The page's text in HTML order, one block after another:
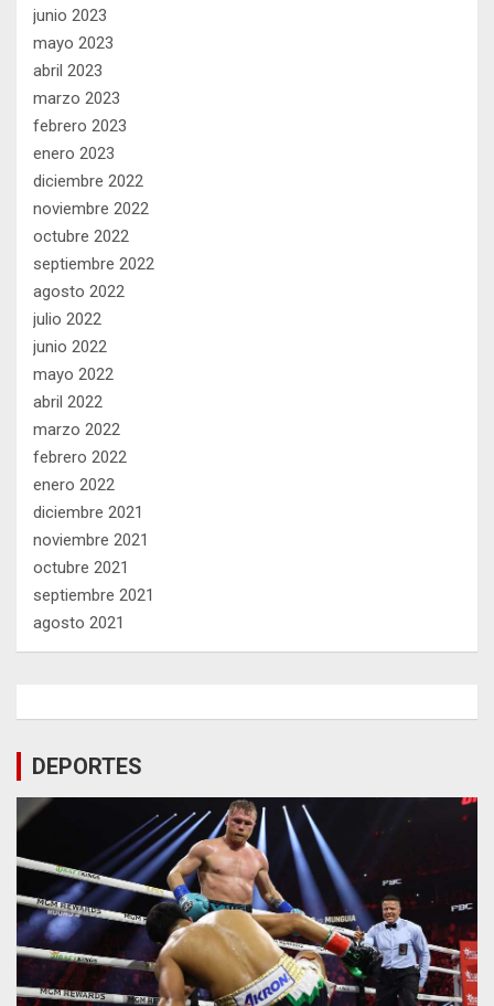
junio 2023
mayo 2023
abril 2023
marzo 2023
febrero 2023
enero 2023
diciembre 2022
noviembre 2022
octubre 2022
septiembre 2022
agosto 2022
julio 2022
junio 2022
mayo 2022
abril 2022
marzo 2022
febrero 2022
enero 2022
diciembre 2021
noviembre 2021
octubre 2021
septiembre 2021
agosto 2021
DEPORTES